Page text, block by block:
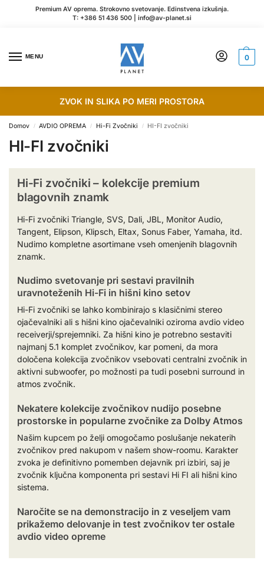
Premium AV oprema. Strokovno svetovanje. Edinstvena izkušnja.
T: +386 51 436 500 info@av-planet.si
MENU 0
ZVOK IN SLIKA PO MERI PROSTORA
Domov / AVDIO OPREMA / Hi-Fi Zvočniki / HI-FI zvočniki
HI-FI zvočniki
Hi-Fi zvočniki – kolekcije premium
blagovnih znamk
Hi-Fi zvočniki Triangle, SVS, Dali, JBL, Monitor Audio,
Tangent, Elipson, Klipsch, Eltax, Sonus Faber, Yamaha, itd.
Nudimo kompletne asortimane vseh omenjenih blagovnih
znamk.
Nudimo svetovanje pri sestavi pravilnih
uravnoteženih Hi-Fi in hišni kino setov
Hi-Fi zvočniki se lahko kombinirajo s klasičnimi stereo
ojačevalniki ali s hišni kino ojačevalniki oziroma avdio video
receiverji/sprejemniki. Za hišni kino je potrebno sestaviti
najmanj 5.1 komplet zvočnikov, kar pomeni, da mora
določena kolekcija zvočnikov vsebovati centralni zvočnik in
aktivni subwoofer, po možnosti pa tudi posebni surround in
atmos zvočnik.
Nekatere kolekcije zvočnikov nudijo posebne
prostorske in popularne zvočnike za Dolby Atmos
Našim kupcem po želji omogočamo poslušanje nekaterih
zvočnikov pred nakupom v našem show-roomu. Karakter
zvoka je definitivno pomemben dejavnik pri izbiri, saj je
zvočnik ključna komponenta pri sestavi Hi FI ali hišni kino
sistema.
Naročite se na demonstracijo in z veseljem vam
prikažemo delovanje in test zvočnikov ter ostale
avdio video opreme